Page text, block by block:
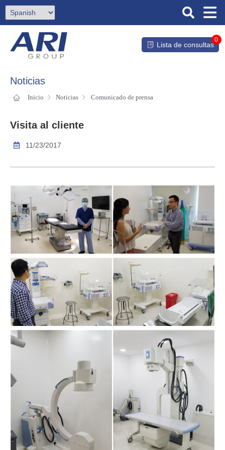
Lista de consultas
0
Noticias
Inicio Noticias Comunicado de prensa
Visita al cliente
11/23/2017